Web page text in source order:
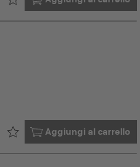
Aggiungi al carrello
Già nel tuo